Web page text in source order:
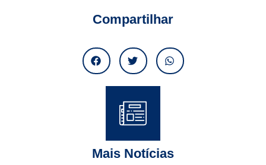
Compartilhar
Mais Notícias